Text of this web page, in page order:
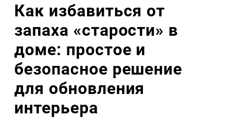
Как избавиться от
запаха «старости» в
доме: простое и
безопасное решение
для обновления
интерьера